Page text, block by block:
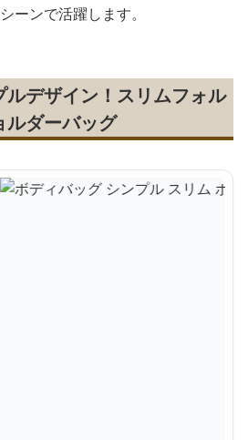
ーンで活躍します。
デザイン！スリムフォル
ルダーバッグ